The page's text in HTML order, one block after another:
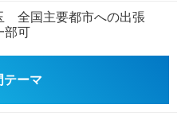
全国主要都市への出張
部可
テーマ